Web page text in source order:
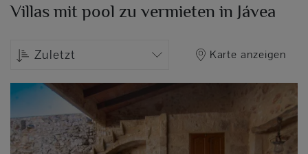
Villas mit pool zu vermieten in Jávea
Zuletzt Karte anzeigen